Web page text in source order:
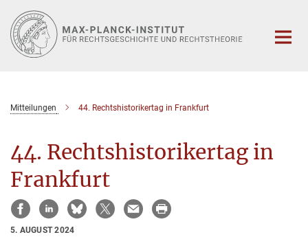
Hauptinhalt
Mitteilungen 44. Rechtshistorikertag in Frankfurt
44. Rechtshistorikertag in
Frankfurt
5. AUGUST 2024